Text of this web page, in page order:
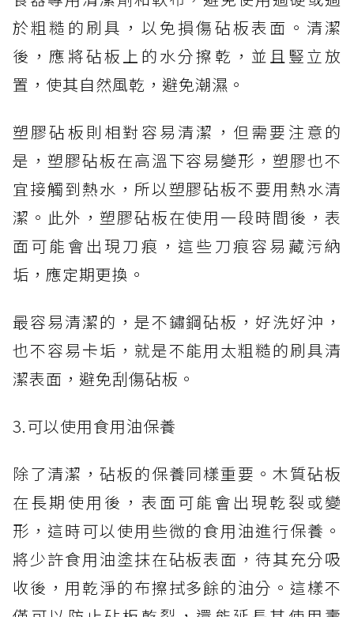
於粗糙的刷具，以免損傷砧板表面。清潔
後，應將砧板上的水分擦乾，並且豎立放
置，使其自然風乾，避免潮濕。
塑膠砧板則相對容易清潔，但需要注意的
是，塑膠砧板在高溫下容易變形，塑膠也不
宜接觸到熱水，所以塑膠砧板不要用熱水清
潔。此外，塑膠砧板在使用一段時間後，表
面可能會出現刀痕，這些刀痕容易藏污納
垢，應定期更換。
最容易清潔的，是不鏽鋼砧板，好洗好沖，
也不容易卡垢，就是不能用太粗糙的刷具清
潔表面，避免刮傷砧板。
3.可以使用食用油保養
除了清潔，砧板的保養同樣重要。木質砧板
在長期使用後，表面可能會出現乾裂或變
形，這時可以使用些微的食用油進行保養。
將少許食用油塗抹在砧板表面，待其充分吸
收後，用乾淨的布擦拭多餘的油分。這樣不